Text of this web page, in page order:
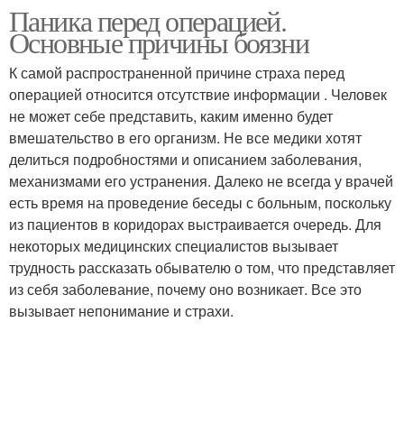
Паника перед операцией.
Основные причины боязни
К самой распространенной причине страха перед
операцией относится отсутствие информации . Человек
не может себе представить, каким именно будет
вмешательство в его организм. Не все медики хотят
делиться подробностями и описанием заболевания,
механизмами его устранения. Далеко не всегда у врачей
есть время на проведение беседы с больным, поскольку
из пациентов в коридорах выстраивается очередь. Для
некоторых медицинских специалистов вызывает
трудность рассказать обывателю о том, что представляет
из себя заболевание, почему оно возникает. Все это
вызывает непонимание и страхи.